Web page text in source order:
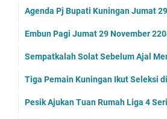
Agenda Pj Bupati Kuningan Jumat
Embun Pagi Jumat 29 November
Sempatkalah Solat Sebelum Ajal
Tiga Pemain Kuningan Ikut Seleksi
Pesik Ajukan Tuan Rumah Liga 4